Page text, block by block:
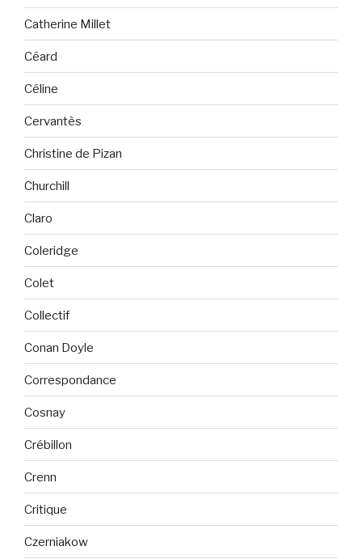
Catherine Millet
Céard
Céline
Cervantès
Christine de Pizan
Churchill
Claro
Coleridge
Colet
Collectif
Conan Doyle
Correspondance
Cosnay
Crébillon
Crenn
Critique
Czerniakow